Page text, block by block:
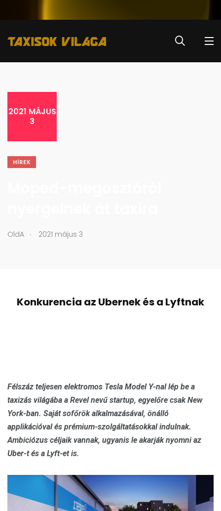
2021 MÁJUS
3
HÍREK
OldA . 2021 május 3
Konkurencia az Ubernek és a Lyftnak
Félszáz teljesen elektromos Tesla Model Y-nal lép be a
taxizás világába a Revel nevű startup, egyelőre csak New
York-ban. Saját sofőrök alkalmazásával, önálló
applikációval és prémium-szolgáltatásokkal indulnak.
Ambiciózus céljaik vannak, ugyanis le akarják nyomni az
Uber-t és a Lyft-et is.